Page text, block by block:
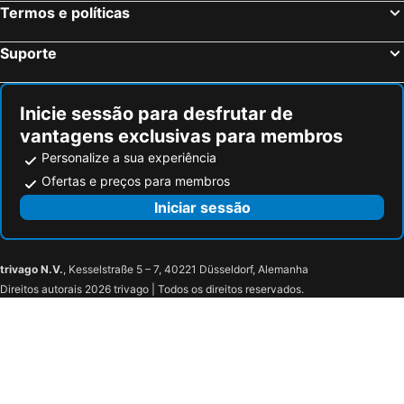
Fedrania Gardens Hotel
At Herbal Boutique Hotel & Spa
Captain Pier Hotel
Pernera Beach Hotel
Pernera Beach - All Inclusive
Toxotis Hotel
Hotel Amadora Luxury Villas
Maris Grand Waterpark Resort
Maricosta Apartments
Evalena Beach Hotel
Mandali Hotel
Tsokkos Protaras Beach Hotel
The Blue Ivy Hotel & Suites
Sunrise Oasis Hotel & Waterpark
Nelia Gardens
Eleana Hotel
Faros Hotel Ayia Napa
Marina Hotel
Termos e políticas
Suporte
Inicie sessão para desfrutar de
vantagens exclusivas para membros
Personalize a sua experiência
Ofertas e preços para membros
Iniciar sessão
trivago N.V., Kesselstraße 5 – 7, 40221 Düsseldorf, Alemanha
Direitos autorais 2026 trivago | Todos os direitos reservados.